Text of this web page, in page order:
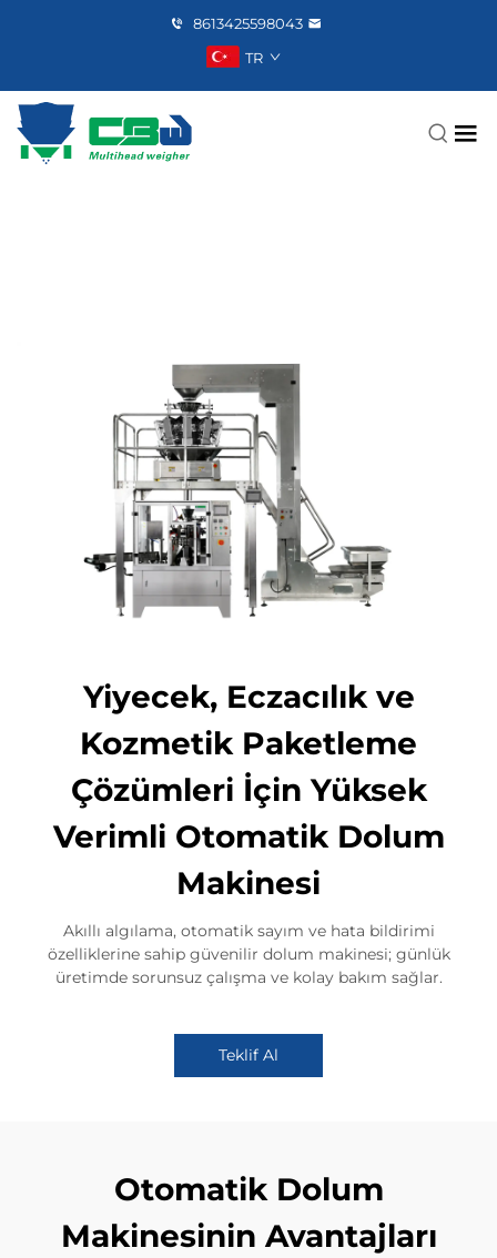
8613425598043
TR
Yiyecek, Eczacılık ve
Kozmetik Paketleme
Çözümleri İçin Yüksek
Verimli Otomatik Dolum
Makinesi
Akıllı algılama, otomatik sayım ve hata bildirimi
özelliklerine sahip güvenilir dolum makinesi; günlük
üretimde sorunsuz çalışma ve kolay bakım sağlar.
Teklif Al
Otomatik Dolum
Makinesinin Avantajları